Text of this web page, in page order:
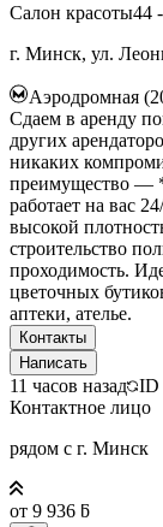
Салон красоты44
г. Минск, ул.
Аэродромная
Сдаем в аренду
других
никаких
преимущество —
работает на вас
высокой
строительство
проходимость.
цветочных
аптеки, ателье.
Контакты
Написать
11 часов назад ID
Контактное лицо
рядом с г. Минск
от 9 936 ƃ